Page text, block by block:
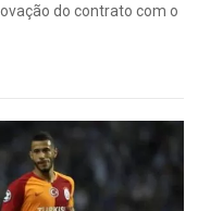
do contrato com o